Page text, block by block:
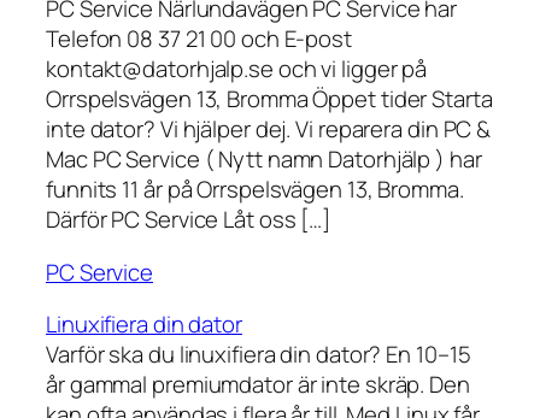
PC Service Närlundavägen PC Service har
Telefon 08 37 21 00 och E-post
kontakt@datorhjalp.se och vi ligger på
Orrspelsvägen 13, Bromma Öppet tider Starta
inte dator? Vi hjälper dej. Vi reparera din PC &
Mac PC Service ( Nytt namn Datorhjälp ) har
funnits 11 år på Orrspelsvägen 13, Bromma.
Därför PC Service Låt oss […]
PC Service
Linuxifiera din dator
Varför ska du linuxifiera din dator? En 10–15
år gammal premiumdator är inte skräp. Den